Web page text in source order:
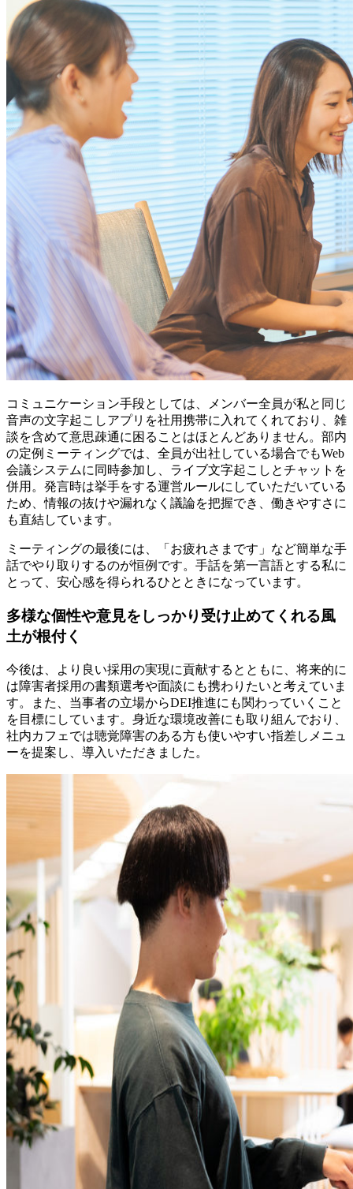
コミュニケーション手段としては、メンバー全員が私と同じ
音声の文字起こしアプリを社用携帯に入れてくれており、雑
談を含めて意思疎通に困ることはほとんどありません。部内
の定例ミーティングでは、全員が出社している場合でもWeb
会議システムに同時参加し、ライブ文字起こしとチャットを
併用。発言時は挙手をする運営ルールにしていただいている
ため、情報の抜けや漏れなく議論を把握でき、働きやすさに
も直結しています。
ミーティングの最後には、「お疲れさまです」など簡単な手
話でやり取りするのが恒例です。手話を第一言語とする私に
とって、安心感を得られるひとときになっています。
多様な個性や意見をしっかり受け止めてくれる風
土が根付く
今後は、より良い採用の実現に貢献するとともに、将来的に
は障害者採用の書類選考や面談にも携わりたいと考えていま
す。また、当事者の立場からDEI推進にも関わっていくこと
を目標にしています。身近な環境改善にも取り組んでおり、
社内カフェでは聴覚障害のある方も使いやすい指差しメニュ
ーを提案し、導入いただきました。